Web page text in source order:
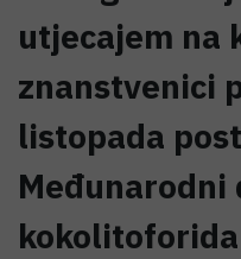
utjecajem na
znanstvenici
listopada
Međunarodni
kokolitoforida